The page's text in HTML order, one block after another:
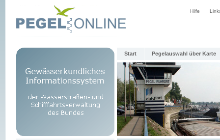
Hilfe
Start Pegelauswahl über Karte